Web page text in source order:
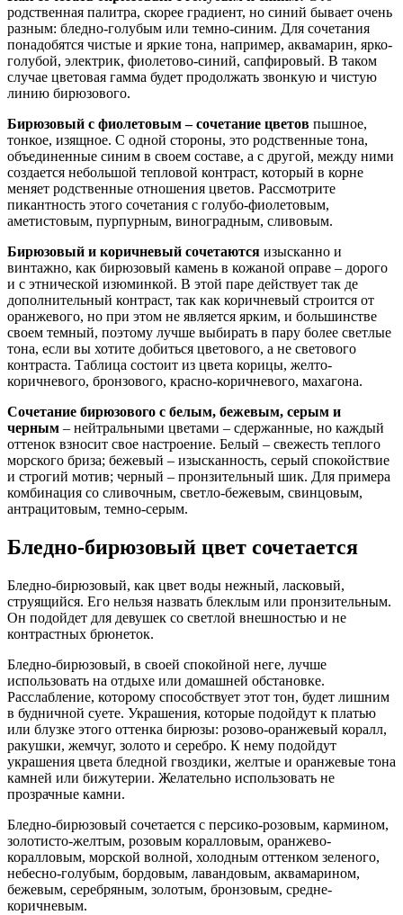
родственная палитра, скорее градиент, но синий бывает очень
разным: бледно-голубым или темно-синим. Для сочетания
понадобятся чистые и яркие тона, например, аквамарин, ярко-
голубой, электрик, фиолетово-синий, сапфировый. В таком
случае цветовая гамма будет продолжать звонкую и чистую
линию бирюзового.
Бирюзовый с фиолетовым – сочетание цветов пышное,
тонкое, изящное. С одной стороны, это родственные тона,
объединенные синим в своем составе, а с другой, между ними
создается небольшой тепловой контраст, который в корне
меняет родственные отношения цветов. Рассмотрите
пикантность этого сочетания с голубо-фиолетовым,
аметистовым, пурпурным, виноградным, сливовым.
Бирюзовый и коричневый сочетаются изысканно и
винтажно, как бирюзовый камень в кожаной оправе – дорого
и с этнической изюминкой. В этой паре действует так де
дополнительный контраст, так как коричневый строится от
оранжевого, но при этом не является ярким, и большинстве
своем темный, поэтому лучше выбирать в пару более светлые
тона, если вы хотите добиться цветового, а не светового
контраста. Таблица состоит из цвета корицы, желто-
коричневого, бронзового, красно-коричневого, махагона.
Сочетание бирюзового с белым, бежевым, серым и
черным – нейтральными цветами – сдержанные, но каждый
оттенок взносит свое настроение. Белый – свежесть теплого
морского бриза; бежевый – изысканность, серый спокойствие
и строгий мотив; черный – пронзительный шик. Для примера
комбинация со сливочным, светло-бежевым, свинцовым,
антрацитовым, темно-серым.
Бледно-бирюзовый цвет сочетается
Бледно-бирюзовый, как цвет воды нежный, ласковый,
струящийся. Его нельзя назвать блеклым или пронзительным.
Он подойдет для девушек со светлой внешностью и не
контрастных брюнеток.
Бледно-бирюзовый, в своей спокойной неге, лучше
использовать на отдыхе или домашней обстановке.
Расслабление, которому способствует этот тон, будет лишним
в будничной суете. Украшения, которые подойдут к платью
или блузке этого оттенка бирюзы: розово-оранжевый коралл,
ракушки, жемчуг, золото и серебро. К нему подойдут
украшения цвета бледной гвоздики, желтые и оранжевые тона
камней или бижутерии. Желательно использовать не
прозрачные камни.
Бледно-бирюзовый сочетается с персико-розовым, кармином,
золотисто-желтым, розовым коралловым, оранжево-
коралловым, морской волной, холодным оттенком зеленого,
небесно-голубым, бордовым, лавандовым, аквамарином,
бежевым, серебряным, золотым, бронзовым, средне-
коричневым.